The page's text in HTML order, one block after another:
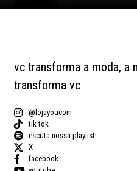
vc transforma a moda, a
transforma vc
@lojayoucom
tik tok
escuta nossa playlist!
X
facebook